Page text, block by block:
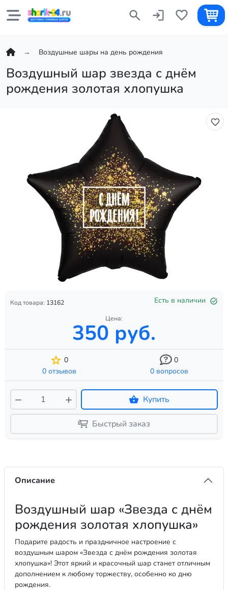
Воздушные шары на день рождения
Воздушный шар звезда с днём
рождения золотая хлопушка
Код товара: 13162 Есть в наличии
Цена:
350 руб.
0
0 отзывов
0
0 вопросов
Купить
Быстрый заказ
Описание
Воздушный шар «Звезда с днём
рождения золотая хлопушка»
Подарите радость и праздничное настроение с
воздушным шаром «Звезда с днём рождения золотая
хлопушка»! Этот яркий и красочный шар станет отличным
дополнением к любому торжеству, особенно ко дню
рождения.